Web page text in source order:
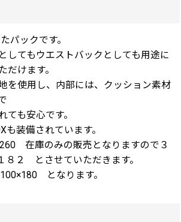
パックです。
してもウエストバックとしても用途に
だけます。
を使用し、内部には、クッション素材
ても安心です。
も装備されています。
在庫のみの販売となりますので３
８２ とさせていただきます。
となります。